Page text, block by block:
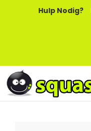
Hulp Nodig?